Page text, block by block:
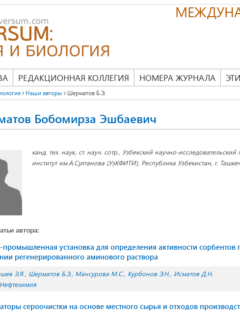
РЕДАКЦИОННАЯ КОЛЛЕГИЯ НОМЕРА ЖУРНАЛА
Наши авторы Шерматов Б.Э.
Бобомирза Эшбаевич
канд. тех. наук, ст. науч. сотр., Узбекский научно-
институт им.А.Султанова (УзКФИТИ), Республика Узбекистан, г.
автора:
установка для определения активности сорбентов
регенерированного аминового раствора
Э.Я. Шерматов Б.Э. Мансурова М.С. Курбонов Э.Н. Исматов Д.Н.
сероочистки на основе местного сырья и отходов